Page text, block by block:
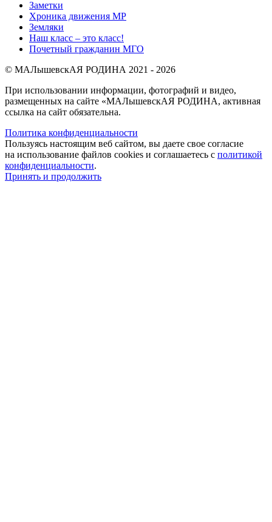
Заметки
Хроника движения МР
Земляки
Наш класс – это класс!
Почетный гражданин МГО
© МАЛышевскАЯ РОДИНА 2021 - 2026
При использовании информации, фотографий и видео,
размещенных на сайте «МАЛышевскАЯ РОДИНА, активная
ссылка на сайт обязательна.
Политика конфиденциальности
Пользуясь настоящим веб сайтом, вы даете свое согласие
на использование файлов cookies и соглашаетесь с политикой
конфиденциальности.
Принять и продолжить